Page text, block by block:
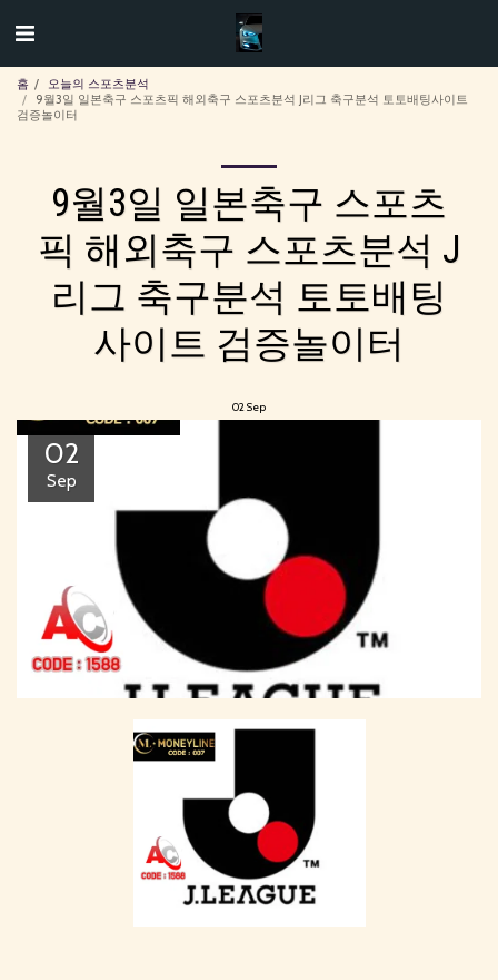
홈
오늘의 스포츠분석
9월3일 일본축구 스포츠픽 해외축구 스포츠분석 J리그 축구분석 토토배팅사이트
검증놀이터
9월3일 일본축구 스포츠
픽 해외축구 스포츠분석 J
리그 축구분석 토토배팅
사이트 검증놀이터
02 Sep
02
Sep